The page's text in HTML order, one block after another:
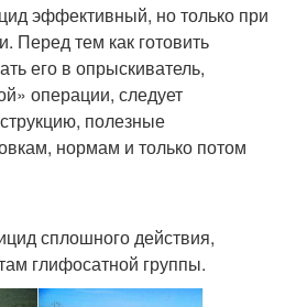
эффективный, но только при
Перед тем как готовить
его в опрыскиватель,
операции, следует
полезные
нормам и только потом
сплошного действия,
глифосатной группы.